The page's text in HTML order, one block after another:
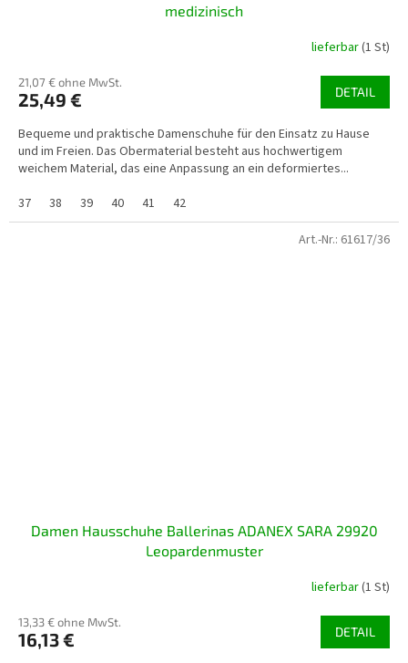
medizinisch
lieferbar(1 St)
21,07 € ohne MwSt.
25,49 € DETAIL
Bequeme und praktische Damenschuhe für den Einsatz zu Hause
und im Freien. Das Obermaterial besteht aus hochwertigem
weichem Material, das eine Anpassung an ein deformiertes...
37
38 39 40 41 42
Damen Hausschuhe Ballerinas ADANEX SARA 29920
Leopardenmuster
lieferbar(1 St)
13,33 € ohne MwSt.
16,13 € DETAIL
Art.-Nr.: 61617/36